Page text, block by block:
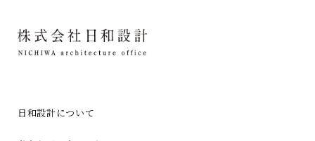
日和設計について